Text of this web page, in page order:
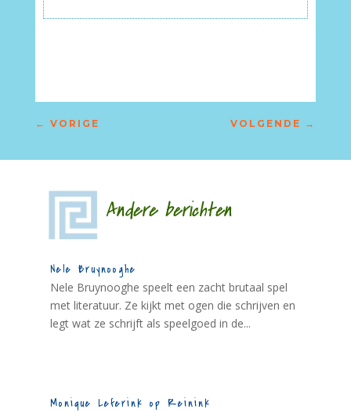
← VORIGE VOLGENDE →
Andere berichten
Nele Bruynooghe
Nele Bruynooghe speelt een zacht brutaal spel
met literatuur. Ze kijkt met ogen die schrijven en
legt wat ze schrijft als speelgoed in de...
Monique Leferink op Reinink